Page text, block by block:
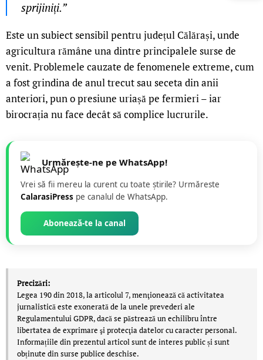
sprijiniți.”
Este un subiect sensibil pentru județul Călărași, unde
agricultura rămâne una dintre principalele surse de
venit. Problemele cauzate de fenomenele extreme, cum
a fost grindina de anul trecut sau seceta din anii
anteriori, pun o presiune uriașă pe fermieri – iar
birocrația nu face decât să complice lucrurile.
Urmărește-ne pe WhatsApp!
Vrei să fii mereu la curent cu toate știrile? Urmăreste
CalarasiPress pe canalul de WhatsApp.
Abonează-te la canal
Precizări:
Legea 190 din 2018, la articolul 7, menţionează că activitatea
jurnalistică este exonerată de la unele prevederi ale
Regulamentului GDPR, dacă se păstrează un echilibru între
libertatea de exprimare şi protecţia datelor cu caracter personal.
Informațiile din prezentul articol sunt de interes public și sunt
obținute din surse publice deschise.